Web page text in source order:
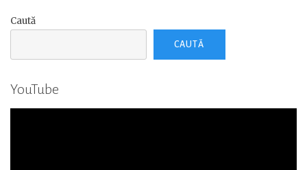
Caută
CAUTĂ
YouTube